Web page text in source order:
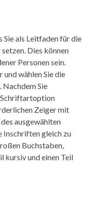
Sie als Leitfaden für die
Dies können
Personen sein.
wählen Sie die
Nachdem Sie
Schriftartoption
Zeiger mit
ausgewählten
Inschriften gleich zu
Buchstaben,
kursiv und einen Teil